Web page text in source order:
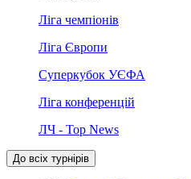
Ліга чемпіонів
Ліга Європи
Суперкубок УЄФА
Ліга конференцій
ЛЧ - Top News
До всіх турнірів